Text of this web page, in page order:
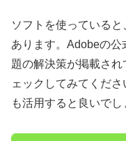
ソフトを使っている
あります。Adobeの公
題の解決策が掲載さ
ェックしてみてくだ
も活用すると良いでし